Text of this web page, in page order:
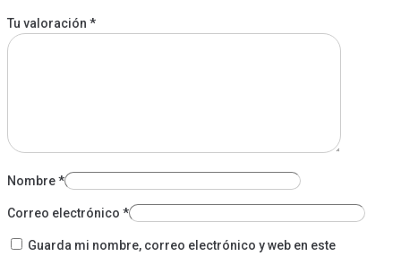
Tu valoración *
Nombre*
Correo electrónico *
Guarda mi nombre, correo electrónico y web en este